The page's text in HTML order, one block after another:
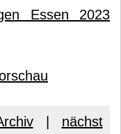
Essen 2023
| nächst